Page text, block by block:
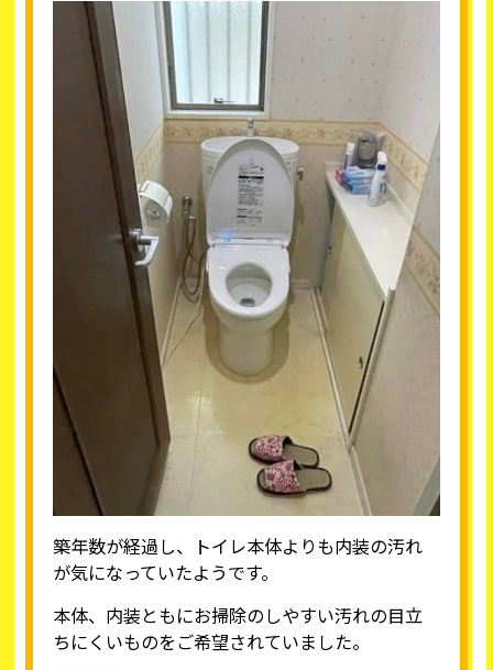
築年数が経過し、トイレ本体よりも内装の汚れ
が気になっていたようです。
本体、内装ともにお掃除のしやすい汚れの目立
ちにくいものをご希望されていました。